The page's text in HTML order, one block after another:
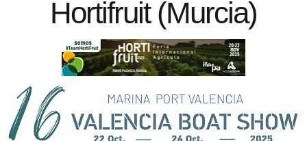
Hortifruit (Murcia)